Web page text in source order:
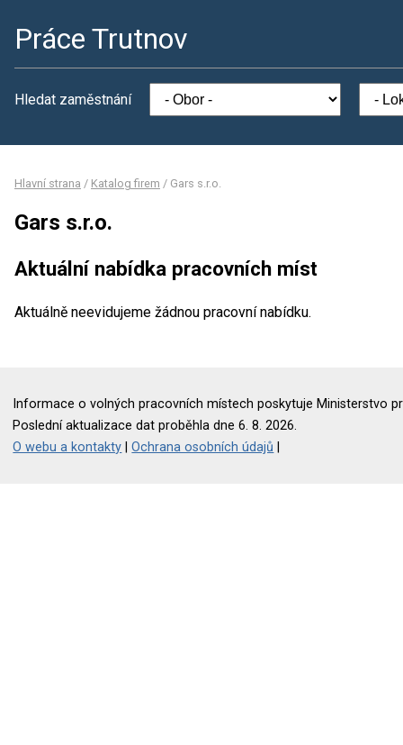
Práce Trutnov
Hledat zaměstnání
Hlavní strana / Katalog firem / Gars s.r.o.
Gars s.r.o.
Aktuální nabídka pracovních míst
Aktuálně neevidujeme žádnou pracovní nabídku.
Informace o volných pracovních místech poskytuje Ministerstvo
Poslední aktualizace dat proběhla dne 6. 8. 2026.
O webu a kontakty |Ochrana osobních údajů